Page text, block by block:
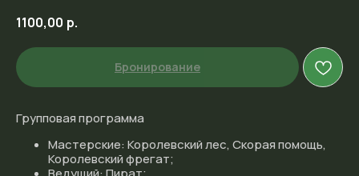
1100,00 р.
Бронирование
Групповая программа
Мастерские: Королевский лес, Скорая помощь,
Королевский фрегат;